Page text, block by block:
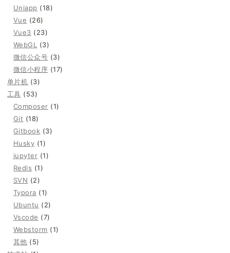
Uniapp (18)
Vue (26)
Vue3 (23)
WebGL
(3)
微信公众号 (3)
微信小程序 (17)
单片机 (3)
工具 (53)
Composer (1)
Git (18)
Gitbook (3)
Husky (1)
jupyter (1)
Redis (1)
SVN (2)
Typora (1)
Ubuntu (2)
Vscode (7)
Webstorm (1)
其他 (5)